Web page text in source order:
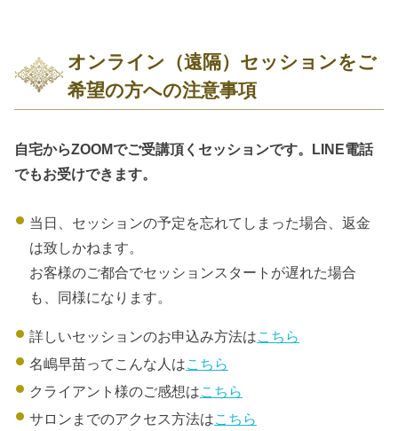
オンライン（遠隔）セッションをご
希望の方への注意事項
自宅からZOOMでご受講頂くセッションです。LINE電話
でもお受けできます。
当日、セッションの予定を忘れてしまった場合、返金
は致しかねます。
お客様のご都合でセッションスタートが遅れた場合
も、同様になります。
詳しいセッションのお申込み方法はこちら
名嶋早苗ってこんな人はこちら
クライアント様のご感想はこちら
サロンまでのアクセス方法はこちら